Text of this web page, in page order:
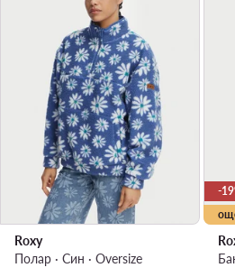
Roxy
Полар · Син · Oversize
-